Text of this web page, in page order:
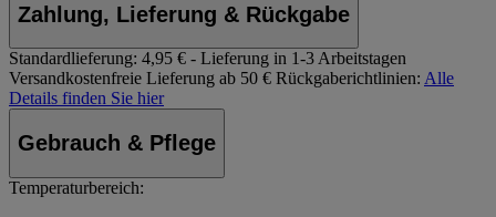
Zahlung, Lieferung & Rückgabe
Standardlieferung: 4,95 € - Lieferung in 1-3 Arbeitstagen
Versandkostenfreie Lieferung ab 50 € Rückgaberichtlinien: Alle
Details finden Sie hier
Gebrauch & Pflege
Temperaturbereich: